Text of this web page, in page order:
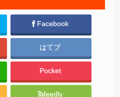
Facebook
はてブ
Pocket
feedly